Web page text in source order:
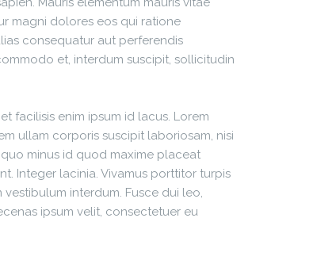
magni dolores eos qui ratione
consequatur aut perferendis
et, interdum suscipit, sollicitudin
facilisis enim ipsum id lacus. Lorem
ullam corporis suscipit laboriosam, nisi
minus id quod maxime placeat
Integer lacinia. Vivamus porttitor turpis
interdum. Fusce dui leo,
ipsum velit, consectetuer eu